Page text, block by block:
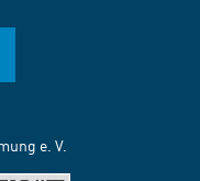
e. V.